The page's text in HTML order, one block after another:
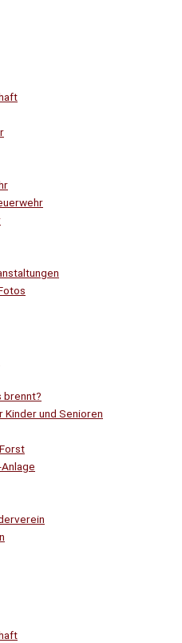
brennt?
Kinder und Senioren